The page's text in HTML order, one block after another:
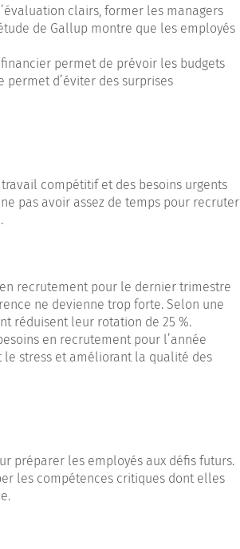
clairs, former les managers
de Gallup montre que les employés
permet de prévoir les budgets
d’éviter des surprises
compétitif et des besoins urgents
pas avoir assez de temps pour recruter
recrutement pour le dernier trimestre
ne devienne trop forte. Selon une
réduisent leur rotation de 25 %.
en recrutement pour l’année
stress et améliorant la qualité des
préparer les employés aux défis futurs.
les compétences critiques dont elles